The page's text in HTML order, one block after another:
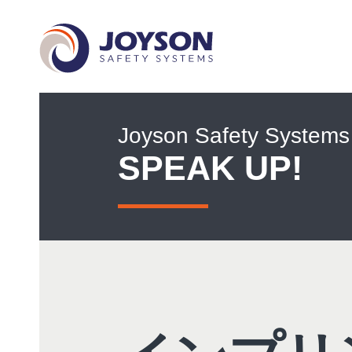
Joyson Safety Systems
SPEAK UP!